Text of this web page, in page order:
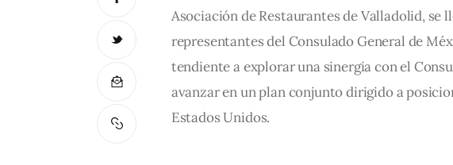
Asociación de Restaurantes de Valladolid, se
representantes del Consulado General de
tendiente a explorar una sinergia con el
avanzar en un plan conjunto dirigido a
Estados Unidos.